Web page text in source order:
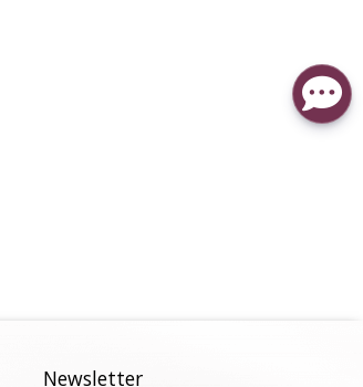
Newsletter